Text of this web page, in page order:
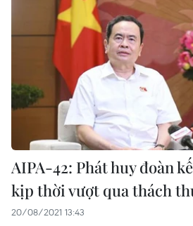
AIPA-42: Phát huy đoàn
kịp thời vượt qua thách
20/08/2021 13:43